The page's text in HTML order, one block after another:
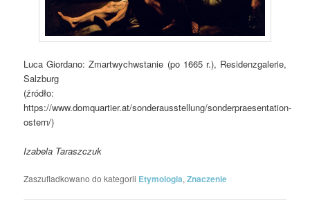
Luca Giordano: Zmartwychwstanie (po 1665 r.), Residenzgalerie,
Salzburg
(źródło:
https://www.domquartier.at/sonderausstellung/sonderpraesentation-
ostern/)
Izabela Taraszczuk
Zaszufladkowano do kategorii Etymologia,Znaczenie